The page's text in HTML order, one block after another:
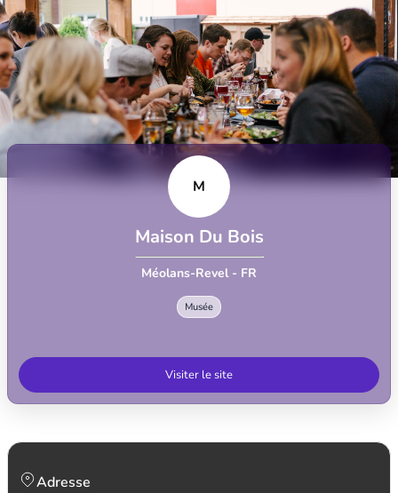
M
Maison Du Bois
Méolans-Revel - FR
Musée
Visiter le site
Adresse